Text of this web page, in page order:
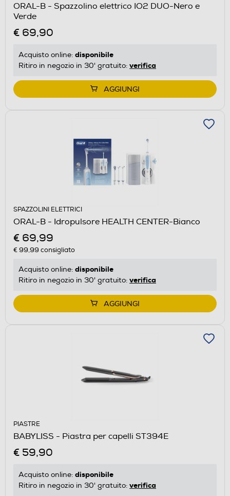
ORAL-B - Spazzolino elettrico IO2 DUO-Nero e
Verde
€ 69,90
Acquisto online: disponibile
Ritiro in negozio in 30' gratuito: verifica
AGGIUNGI
SPAZZOLINI ELETTRICI
ORAL-B - Idropulsore HEALTH CENTER-Bianco
€ 69,99
€ 99,99 consigliato
Acquisto online: disponibile
Ritiro in negozio in 30' gratuito: verifica
AGGIUNGI
PIASTRE
BABYLISS - Piastra per capelli ST394E
€ 59,90
Acquisto online: disponibile
Ritiro in negozio in 30' gratuito: verifica